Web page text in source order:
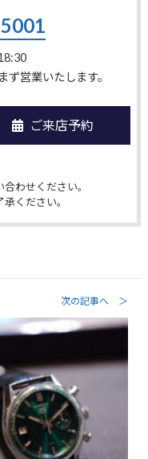
ず営業いたします。
ご来店予約
わせください。
ください。
次の記事へ ＞